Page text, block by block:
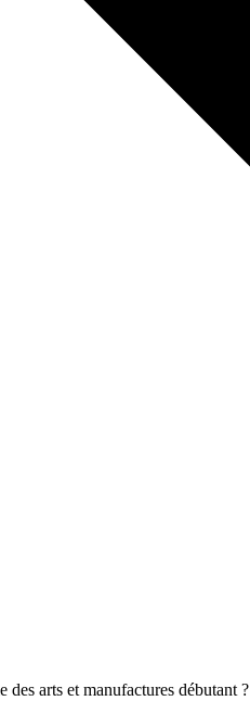
arts et manufactures débutant ?